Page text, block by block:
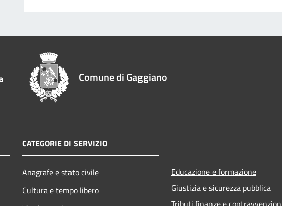
Comune di Gaggiano
CATEGORIE DI SERVIZIO
Anagrafe e stato civile
Cultura e tempo libero
Educazione e formazione
Giustizia e sicurezza pubblica